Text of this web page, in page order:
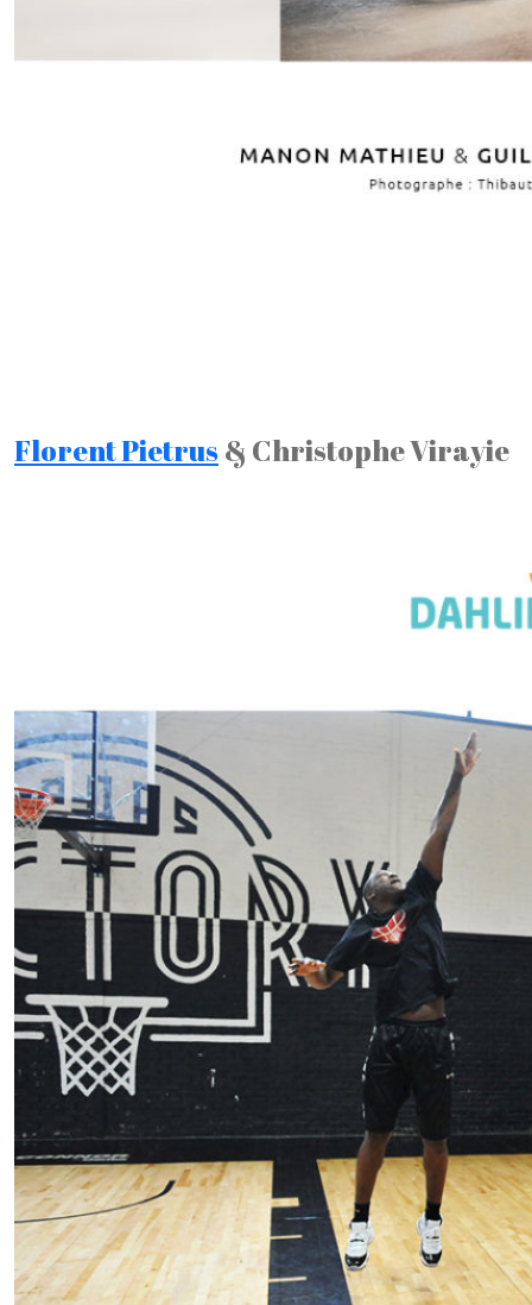
Florent Pietrus & Christophe Virayie